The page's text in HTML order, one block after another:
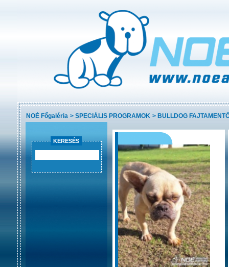
NOÉ Főgaléria >SPECIÁLIS PROGRAMOK >BULLDOG
KERESÉS